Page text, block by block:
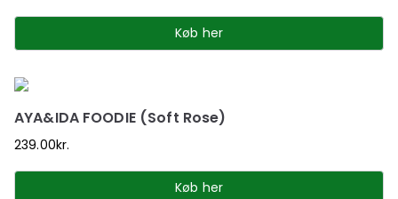
Køb her
AYA&IDA FOODIE (Soft Rose)
239.00kr.
Køb her